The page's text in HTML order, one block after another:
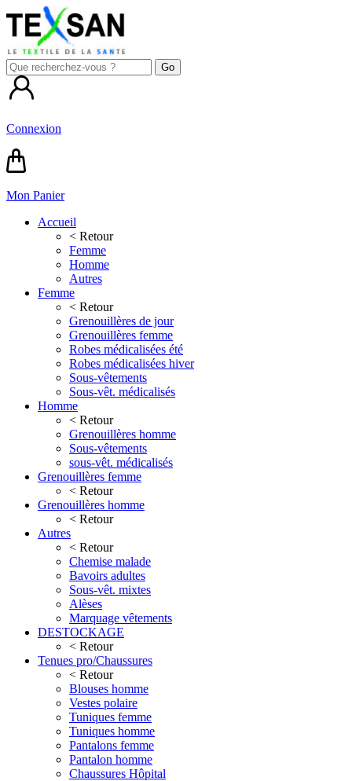
Connexion
Mon Panier
Accueil
< Retour
Femme
Homme
Autres
Femme
< Retour
Grenouillères de jour
Grenouillères femme
Robes médicalisées été
Robes médicalisées hiver
Sous-vêtements
Sous-vêt. médicalisés
Homme
< Retour
Grenouillères homme
Sous-vêtements
sous-vêt. médicalisés
Grenouillères femme
< Retour
Grenouillères homme
< Retour
Autres
< Retour
Chemise malade
Bavoirs adultes
Sous-vêt. mixtes
Alèses
Marquage vêtements
DESTOCKAGE
< Retour
Tenues pro/Chaussures
< Retour
Blouses homme
Vestes polaire
Tuniques femme
Tuniques homme
Pantalons femme
Pantalon homme
Chaussures Hôpital